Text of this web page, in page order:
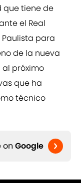
que tiene de
el Real
para
de la nueva
próximo
que ha
técnico
on Google